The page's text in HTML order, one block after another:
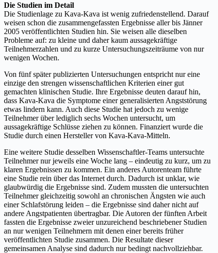
Die Studien im Detail
Die Studienlage zu Kava-Kava ist wenig zufriedenstellend. Darauf
weisen schon die zusammengefassten Ergebnisse aller bis Jänner
2005 veröffentlichten Studien hin. Sie weisen alle dieselben
Probleme auf: zu kleine und daher kaum aussagekräftige
Teilnehmerzahlen und zu kurze Untersuchungszeiträume von nur
wenigen Wochen.
Von fünf später publizierten Untersuchungen entspricht nur eine
einzige den strengen wissenschaftlichen Kriterien einer gut
gemachten klinischen Studie. Ihre Ergebnisse deuten darauf hin,
dass Kava-Kava die Symptome einer generalisierten Angststörung
etwas lindern kann. Auch diese Studie hat jedoch zu wenige
Teilnehmer über lediglich sechs Wochen untersucht, um
aussagekräftige Schlüsse ziehen zu können. Finanziert wurde die
Studie durch einen Hersteller von Kava-Kava-Mitteln.
Eine weitere Studie desselben Wissenschaftler-Teams untersuchte
Teilnehmer nur jeweils eine Woche lang – eindeutig zu kurz, um zu
klaren Ergebnissen zu kommen. Ein anderes Autorenteam führte
eine Studie rein über das Internet durch. Dadurch ist unklar, wie
glaubwürdig die Ergebnisse sind. Zudem mussten die untersuchten
Teilnehmer gleichzeitig sowohl an chronischen Ängsten wie auch
einer Schlafstörung leiden – die Ergebnisse sind daher nicht auf
andere Angstpatienten übertragbar. Die Autoren der fünften Arbeit
fassten die Ergebnisse zweier unzureichend beschriebener Studien
an nur wenigen Teilnehmern mit denen einer bereits früher
veröffentlichten Studie zusammen. Die Resultate dieser
gemeinsamen Analyse sind dadurch nur bedingt nachvollziehbar.